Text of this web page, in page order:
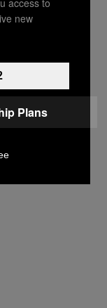
Eller
er oplagt til
det
balance
Det er ret
new
Plans